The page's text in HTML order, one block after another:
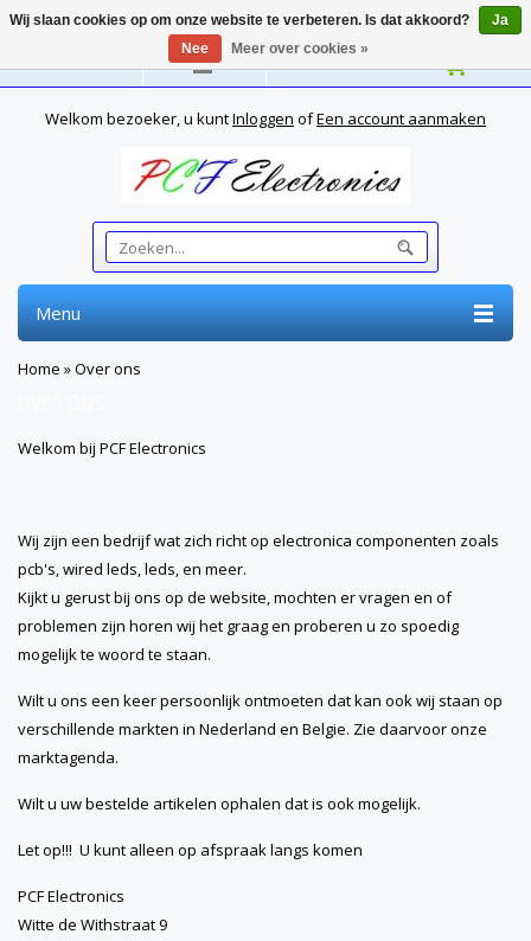
Nederlands
Welkom bezoeker, u kuntInloggen ofEen account aanmaken
Menu
Home »Over ons
Welkom bij PCF Electronics
Wij zijn een bedrijf wat zich richt op electronica componenten zoals
pcb's, wired leds, leds, en meer.
Kijkt u gerust bij ons op de website, mochten er vragen en of
problemen zijn horen wij het graag en proberen u zo spoedig
mogelijk te woord te staan.
Wilt u ons een keer persoonlijk ontmoeten dat kan ook wij staan op
verschillende markten in Nederland en Belgie. Zie daarvoor onze
marktagenda.
Wilt u uw bestelde artikelen ophalen dat is ook mogelijk.
Let op!!! U kunt alleen op afspraak langs komen
PCF Electronics
Witte de Withstraat 9
Wij slaan cookies op om onze website te verbeteren. Is dat akkoord?
Ja
Nee
Meer over cookies »